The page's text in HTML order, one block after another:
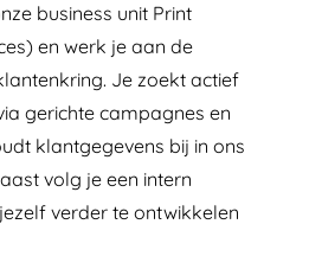
business unit Print
en werk je aan de
Je zoekt actief
gerichte campagnes en
klantgegevens bij in ons
volg je een intern
verder te ontwikkelen